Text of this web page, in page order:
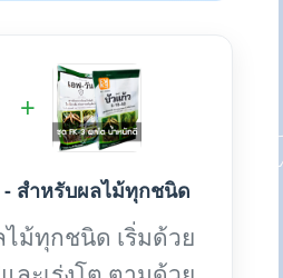
+
- สำหรับผลไม้ทุกชนิด
ม้ทุกชนิด เริ่มด้วย